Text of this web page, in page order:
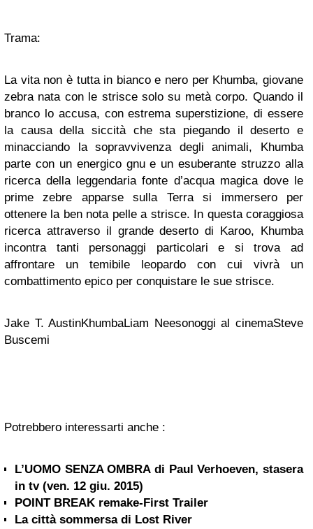
Trama:
La vita non è tutta in bianco e nero per Khumba, giovane
zebra nata con le strisce solo su metà corpo. Quando il
branco lo accusa, con estrema superstizione, di essere
la causa della siccità che sta piegando il deserto e
minacciando la sopravvivenza degli animali, Khumba
parte con un energico gnu e un esuberante struzzo alla
ricerca della leggendaria fonte d’acqua magica dove le
prime zebre apparse sulla Terra si immersero per
ottenere la ben nota pelle a strisce. In questa coraggiosa
ricerca attraverso il grande deserto di Karoo, Khumba
incontra tanti personaggi particolari e si trova ad
affrontare un temibile leopardo con cui vivrà un
combattimento epico per conquistare le sue strisce.
Jake T. AustinKhumbaLiam Neesonoggi al cinemaSteve
Buscemi
Potrebbero interessarti anche :
L’UOMO SENZA OMBRA di Paul Verhoeven, stasera
in tv (ven. 12 giu. 2015)
POINT BREAK remake-First Trailer
La città sommersa di Lost River